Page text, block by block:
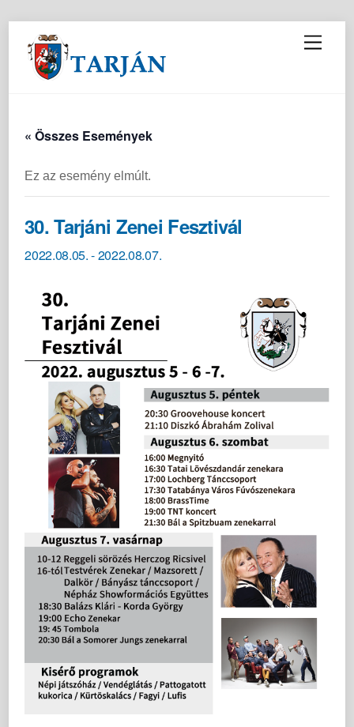
M
e
« Összes Események
Ez az esemény elmúlt.
30. Tarjáni Zenei Fesztivál
2022.08.05.-2022.08.07.